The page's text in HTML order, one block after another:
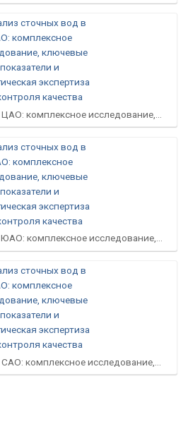
комплексное исследование,…
комплексное исследование,…
комплексное исследование,…